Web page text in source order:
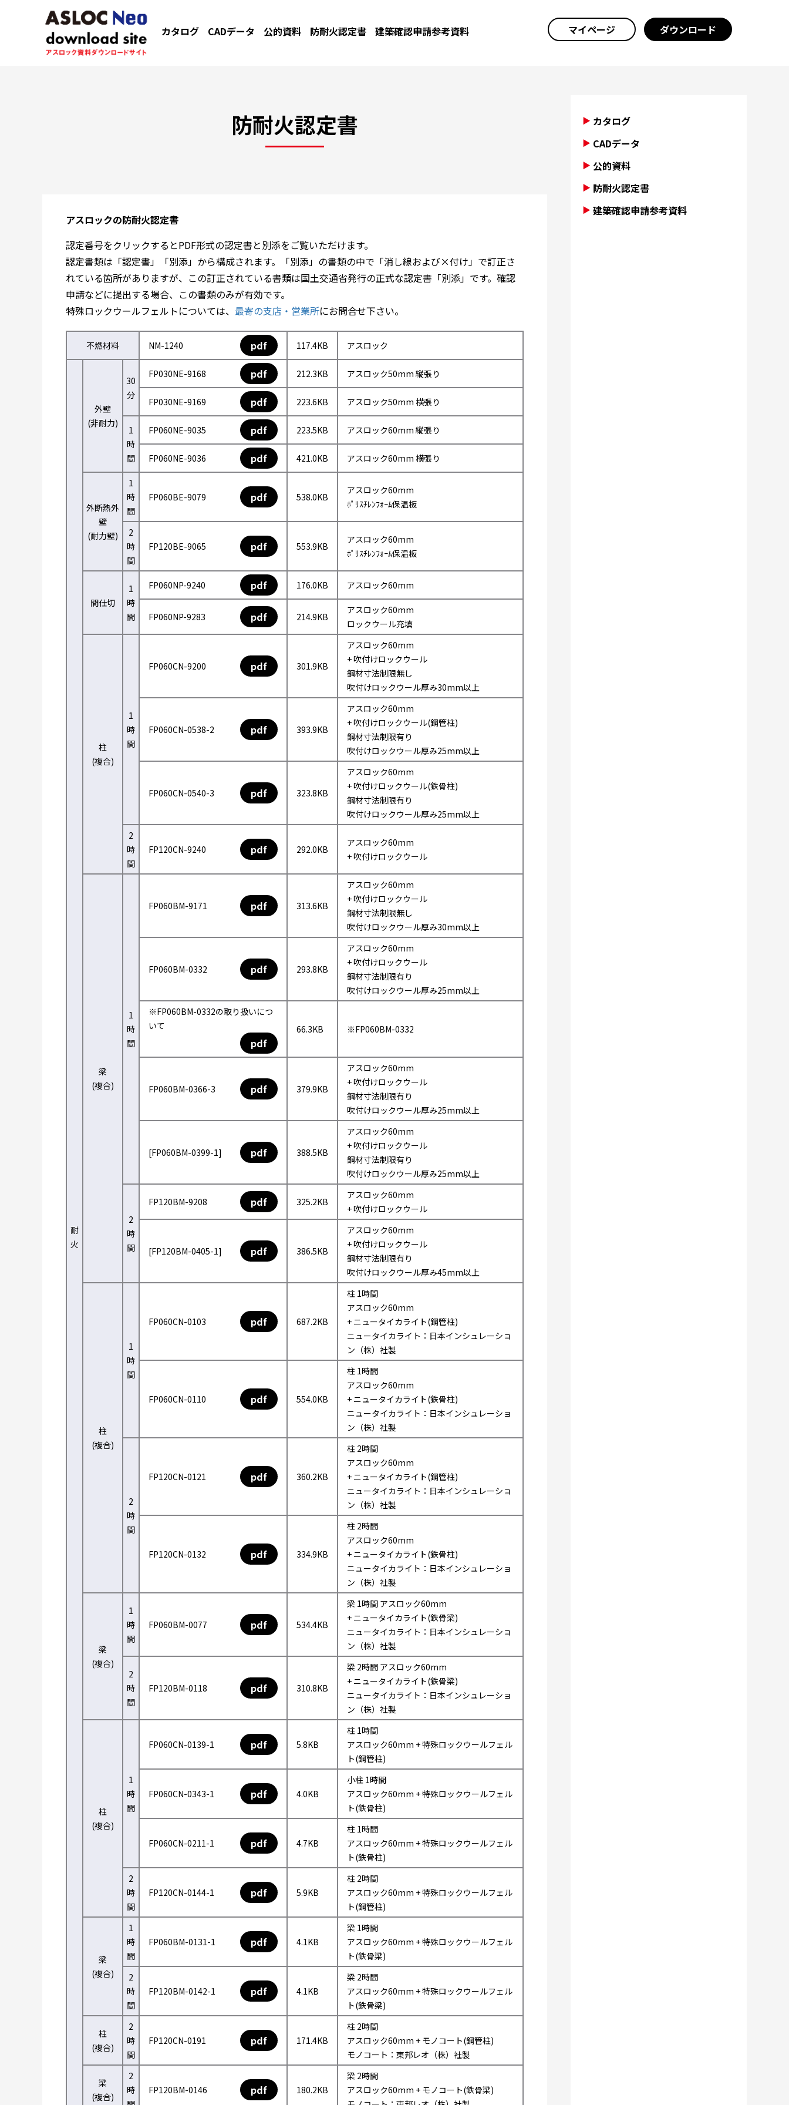
カタログ CADデータ 公的資料 防耐火認定書 建築確認申請参考資料 マイページ ダウンロード
防耐火認定書
アスロックの防耐火認定書
認定番号をクリックするとPDF形式の認定書と別添をご覧いただけます。
認定書類は「認定書」「別添」から構成されます。「別添」の書類の中で「消し線および×付け」で訂正さ
れている箇所がありますが、この訂正されている書類は国土交通省発行の正式な認定書「別添」です。確認
申請などに提出する場合、この書類のみが有効です。
特殊ロックウールフェルトについては、 最寄の支店・営業所にお問合せ下さい。
不燃材料 NM-1240 pdf 117.4KB アスロック
耐
火
外壁
(非耐力)
30
分
FP030NE-9168 pdf 212.3KB アスロック50mm 縦張り
FP030NE-9169 pdf 223.6KB アスロック50mm 横張り
1
時
間
FP060NE-9035 pdf 223.5KB アスロック60mm 縦張り
FP060NE-9036 pdf 421.0KB アスロック60mm 横張り
外断熱外
壁
(耐力壁)
1
時
間
FP060BE-9079 pdf 538.0KB
アスロック60mm
ﾎﾟﾘｽﾁﾚﾝﾌｫｰﾑ保温板
2
時
間
FP120BE-9065 pdf 553.9KB
アスロック60mm
ﾎﾟﾘｽﾁﾚﾝﾌｫｰﾑ保温板
間仕切
1
時
間
FP060NP-9240 pdf 176.0KB アスロック60mm
FP060NP-9283 pdf 214.9KB
アスロック60mm
ロックウール充填
柱
(複合)
1
時
間
FP060CN-9200 pdf 301.9KB
アスロック60mm
+ 吹付けロックウール
鋼材寸法制限無し
吹付けロックウール厚み30mm以上
FP060CN-0538-2 pdf 393.9KB
アスロック60mm
+ 吹付けロックウール(鋼管柱)
鋼材寸法制限有り
吹付けロックウール厚み25mm以上
FP060CN-0540-3 pdf 323.8KB
アスロック60mm
+ 吹付けロックウール(鉄骨柱)
鋼材寸法制限有り
吹付けロックウール厚み25mm以上
2
時
間
FP120CN-9240 pdf 292.0KB
アスロック60mm
+ 吹付けロックウール
梁
(複合)
1
時
間
FP060BM-9171 pdf 313.6KB
アスロック60mm
+ 吹付けロックウール
鋼材寸法制限無し
吹付けロックウール厚み30mm以上
FP060BM-0332 pdf 293.8KB
アスロック60mm
+ 吹付けロックウール
鋼材寸法制限有り
吹付けロックウール厚み25mm以上
※FP060BM-0332の取り扱いにつ
いて
pdf
66.3KB ※FP060BM-0332
FP060BM-0366-3 pdf 379.9KB
アスロック60mm
+ 吹付けロックウール
鋼材寸法制限有り
吹付けロックウール厚み25mm以上
[FP060BM-0399-1] pdf 388.5KB
アスロック60mm
+ 吹付けロックウール
鋼材寸法制限有り
吹付けロックウール厚み25mm以上
2
時
間
FP120BM-9208 pdf 325.2KB
アスロック60mm
+ 吹付けロックウール
[FP120BM-0405-1] pdf 386.5KB
アスロック60mm
+ 吹付けロックウール
鋼材寸法制限有り
吹付けロックウール厚み45mm以上
柱
(複合)
1
時
間
FP060CN-0103 pdf 687.2KB
柱 1時間
アスロック60mm
+ ニュータイカライト(鋼管柱)
ニュータイカライト：日本インシュレーショ
ン（株）社製
FP060CN-0110 pdf 554.0KB
柱 1時間
アスロック60mm
+ ニュータイカライト(鉄骨柱)
ニュータイカライト：日本インシュレーショ
ン（株）社製
2
時
間
FP120CN-0121 pdf 360.2KB
柱 2時間
アスロック60mm
+ ニュータイカライト(鋼管柱)
ニュータイカライト：日本インシュレーショ
ン（株）社製
FP120CN-0132 pdf 334.9KB
柱 2時間
アスロック60mm
+ ニュータイカライト(鉄骨柱)
ニュータイカライト：日本インシュレーショ
ン（株）社製
梁
(複合)
1
時
間
FP060BM-0077 pdf 534.4KB
梁 1時間 アスロック60mm
+ ニュータイカライト(鉄骨梁)
ニュータイカライト：日本インシュレーショ
ン（株）社製
2
時
間
FP120BM-0118 pdf 310.8KB
梁 2時間 アスロック60mm
+ ニュータイカライト(鉄骨梁)
ニュータイカライト：日本インシュレーショ
ン（株）社製
柱
(複合)
1
時
間
FP060CN-0139-1 pdf 5.8KB
柱 1時間
アスロック60mm + 特殊ロックウールフェル
ト(鋼管柱)
FP060CN-0343-1 pdf 4.0KB
小柱 1時間
アスロック60mm + 特殊ロックウールフェル
ト(鉄骨柱)
FP060CN-0211-1 pdf 4.7KB
柱 1時間
アスロック60mm + 特殊ロックウールフェル
ト(鉄骨柱)
2
時
間
FP120CN-0144-1 pdf 5.9KB
柱 2時間
アスロック60mm + 特殊ロックウールフェル
ト(鋼管柱)
梁
(複合)
1
時
間
FP060BM-0131-1 pdf 4.1KB
梁 1時間
アスロック60mm + 特殊ロックウールフェル
ト(鉄骨梁)
2
時
間
FP120BM-0142-1 pdf 4.1KB
梁 2時間
アスロック60mm + 特殊ロックウールフェル
ト(鉄骨梁)
柱
(複合)
2
時
間
FP120CN-0191 pdf 171.4KB
柱 2時間
アスロック60mm + モノコート(鋼管柱)
モノコート：東邦レオ（株）社製
梁
(複合)
2
時
FP120BM-0146 pdf 180.2KB
梁 2時間
アスロック60mm + モノコート(鉄骨梁)
カタログ
CADデータ
公的資料
防耐火認定書
建築確認申請参考資料